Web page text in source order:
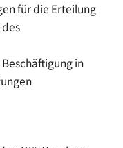
für die Erteilung
in